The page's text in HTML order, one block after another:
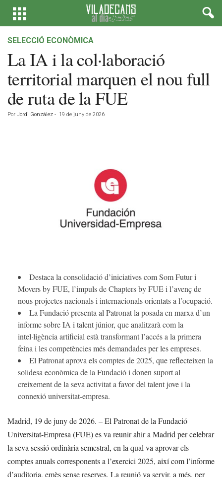
SELECCIÓ ECONÒMICA
La IA i la col·laboració
territorial marquen el nou full
de ruta de la FUE
Por Jordi González - 19 de juny de 2026
Destaca la consolidació d’iniciatives com Som Futur i
Movers by FUE, l’impuls de Chapters by FUE i l’avenç de
nous projectes nacionals i internacionals orientats a l’ocupació.
La Fundació presenta al Patronat la posada en marxa d’un
informe sobre IA i talent júnior, que analitzarà com la
intel·ligència artificial està transformant l’accés a la primera
feina i les competències més demandades per les empreses.
El Patronat aprova els comptes de 2025, que reflecteixen la
solidesa econòmica de la Fundació i donen suport al
creixement de la seva activitat a favor del talent jove i la
connexió universitat-empresa.
Madrid, 19 de juny de 2026. – El Patronat de la Fundació
Universitat-Empresa (FUE) es va reunir ahir a Madrid per celebrar
la seva sessió ordinària semestral, en la qual va aprovar els
comptes anuals corresponents a l’exercici 2025, així com l’informe
d’auditoria, emès sense reserves. La reunió va servir, a més, per